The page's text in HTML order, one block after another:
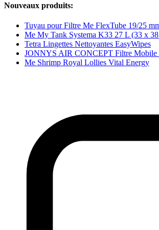
Nouveaux produits:
Tuyau pour Filtre Me FlexTube 19/25
Me My Tank Systema K33 27 L (33 x
Tetra Lingettes Nettoyantes EasyWipes
JONNYS AIR CONCEPT Filtre Mobile
Me Shrimp Royal Lollies Vital Energy